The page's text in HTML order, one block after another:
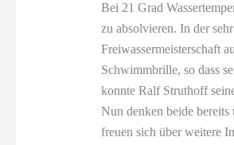
Bei 21 Grad
zu absolvieren. In der
Freiwassermeisterschaft
Schwimmbrille, so dass
konnte Ralf Struthoff
Nun denken beide
freuen sich über weitere